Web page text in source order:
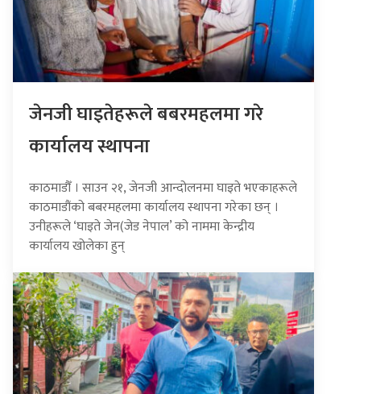
जेनजी घाइतेहरूले बबरमहलमा गरे
कार्यालय स्थापना
काठमाडौँ । साउन २१, जेनजी आन्दोलनमा घाइते भएकाहरूले
काठमाडौंको बबरमहलमा कार्यालय स्थापना गरेका छन् ।
उनीहरूले ‘घाइते जेन(जेड नेपाल’ को नाममा केन्द्रीय
कार्यालय खोलेका हुन्